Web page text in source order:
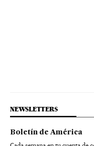
NEWSLETTERS
Boletín de América